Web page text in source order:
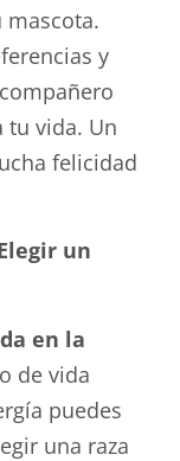
y
tu vida. Un
felicidad
un
en la
de vida
puedes
una raza